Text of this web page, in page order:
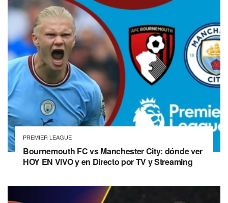
PREMIER LEAGUE
Bournemouth FC vs Manchester City: dónde ver
HOY EN VIVO y en Directo por TV y Streaming